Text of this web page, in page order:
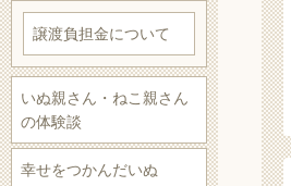
譲渡負担金について
いぬ親さん・ねこ親さん
の体験談
幸せをつかんだいぬ